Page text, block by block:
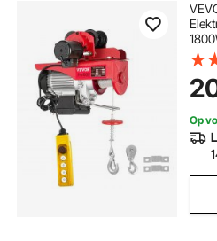
keramisch elektrisch
elektrische krik en
lier
Op